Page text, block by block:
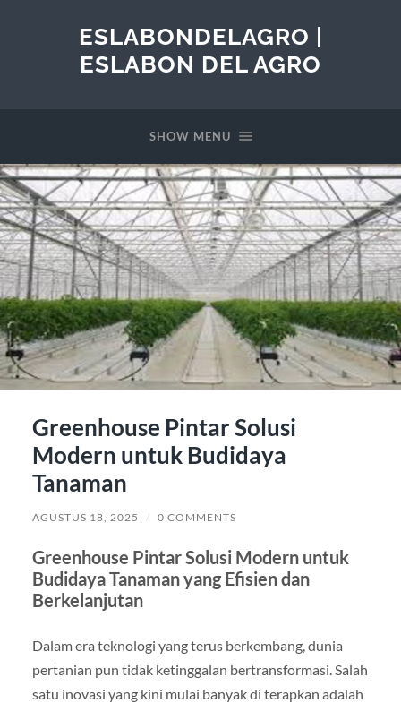
ESLABONDELAGRO |
ESLABON DEL AGRO
SHOW MENU
Greenhouse Pintar Solusi
Modern untuk Budidaya
Tanaman
AGUSTUS 18, 2025 / 0 COMMENTS
Greenhouse Pintar Solusi Modern untuk
Budidaya Tanaman yang Efisien dan
Berkelanjutan
Dalam era teknologi yang terus berkembang, dunia
pertanian pun tidak ketinggalan bertransformasi. Salah
satu inovasi yang kini mulai banyak di terapkan adalah